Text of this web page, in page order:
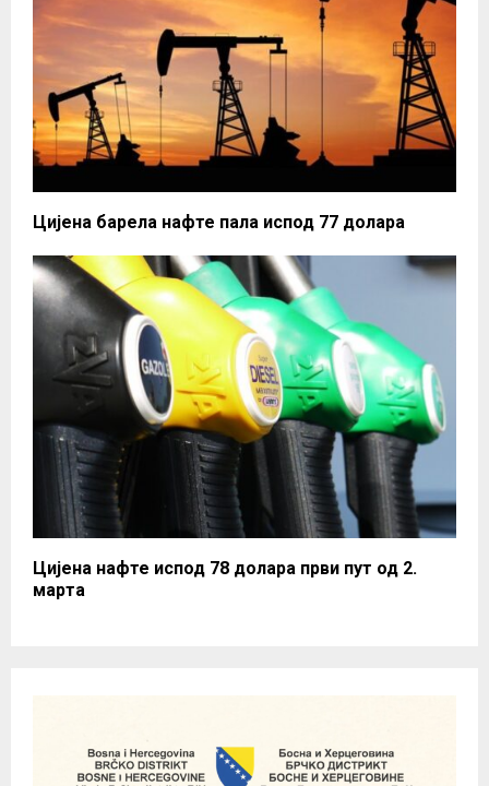
Цијена барела нафте пала испод 77 долара
Цијена нафте испод 78 долара први пут од 2.
марта